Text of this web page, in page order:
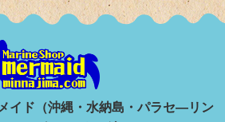
イド（沖縄・水納島・パラセ―リン